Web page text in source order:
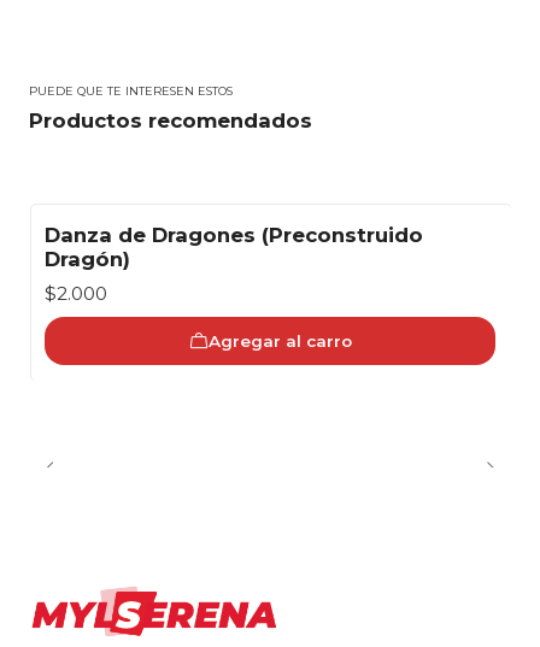
PUEDE QUE TE INTERESEN ESTOS
Productos recomendados
Danza de Dragones (Preconstruido
Dragón)
$2.000
Agregar al carro